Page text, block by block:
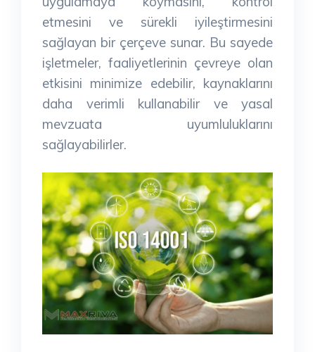
etmesini ve sürekli iyileştirmesini
sağlayan bir çerçeve sunar. Bu sayede
işletmeler, faaliyetlerinin çevreye olan
etkisini minimize edebilir, kaynaklarını
daha verimli kullanabilir ve yasal
mevzuata uyumluluklarını
sağlayabilirler.